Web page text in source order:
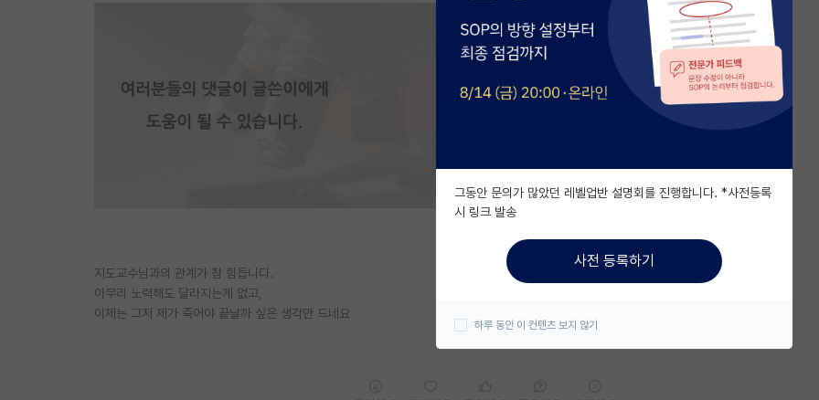
지도교수님과의 관계가 참 힘듭니다.
아무리 노력해도 달라지는게 없고,
이제는 그저 제가 죽어야 끝날까 싶은 생각만 드네요
그동안 문의가 많았던 레벨업반 설명회를 진행합니다. *사전등록
시 링크 발송
사전 등록하기
하루 동안 이 컨텐츠 보지 않기